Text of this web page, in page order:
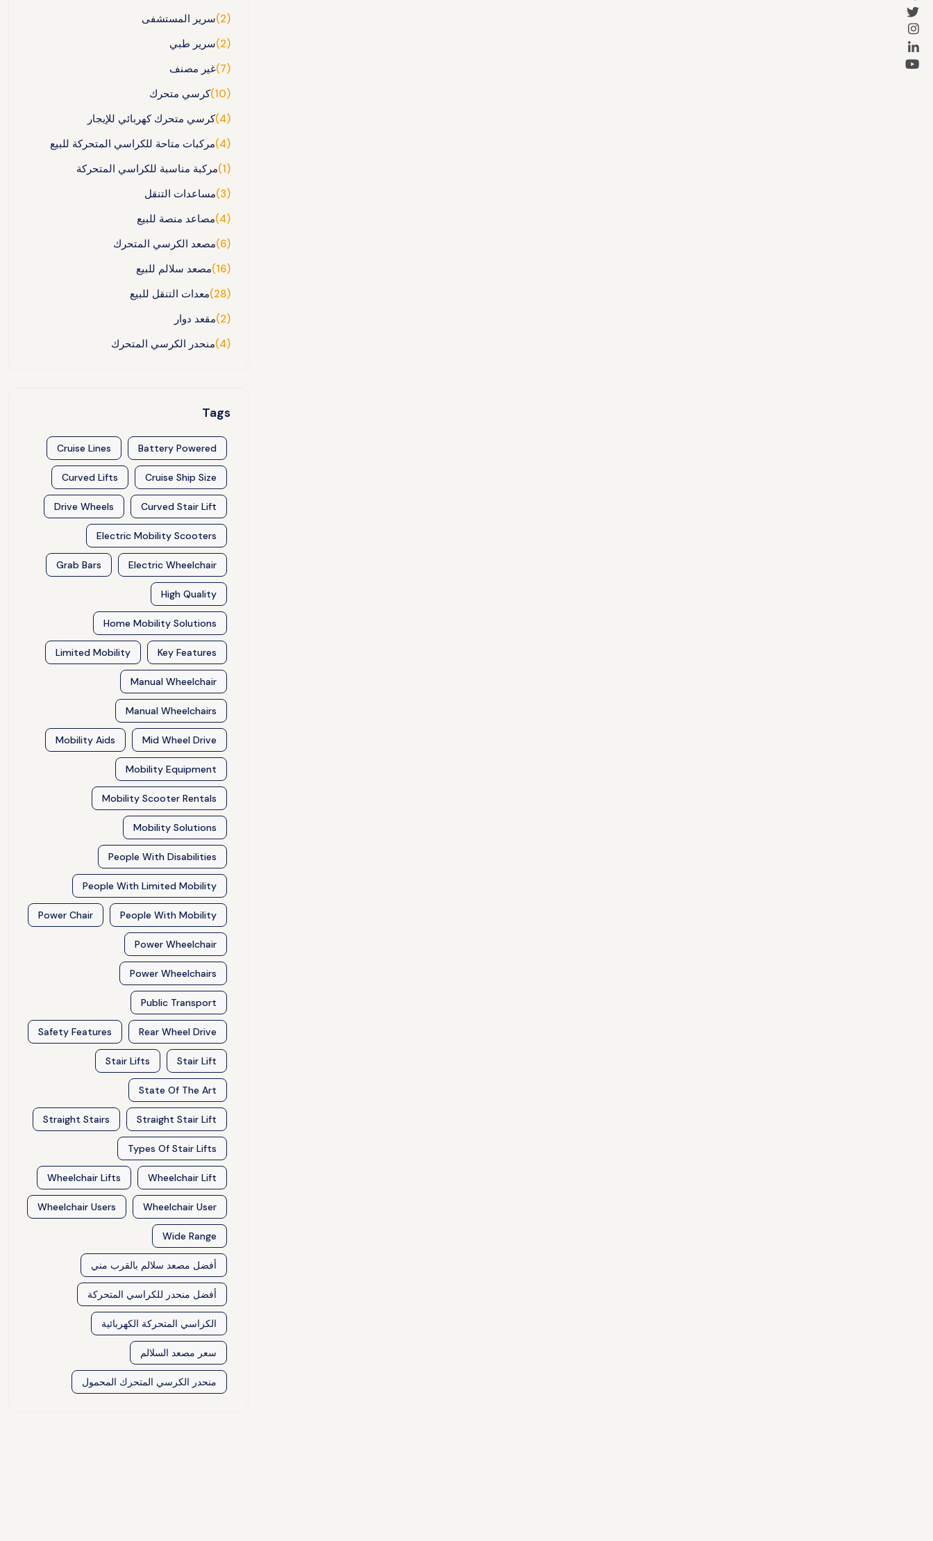
سرير المستشفى
(2)
سرير طبي
(2)
غير مصنف
(7)
كرسي متحرك
(10)
كرسي متحرك كهربائي للإيجار
(4)
مركبات متاحة للكراسي المتحركة للبيع
(4)
مركبة مناسبة للكراسي المتحركة
(1)
مساعدات التنقل
(3)
مصاعد منصة للبيع
(4)
مصعد الكرسي المتحرك
(6)
مصعد سلالم للبيع
(16)
معدات التنقل للبيع
(28)
مقعد دوار
(2)
منحدر الكرسي المتحرك
(4)
Tags
Battery Powered
Cruise Lines
Cruise Ship Size
Curved Lifts
Curved Stair Lift
Drive Wheels
Electric Mobility Scooters
Electric Wheelchair
Grab Bars
High Quality
Home Mobility Solutions
Key Features
Limited Mobility
Manual Wheelchair
Manual Wheelchairs
Mid Wheel Drive
Mobility Aids
Mobility Equipment
Mobility Scooter Rentals
Mobility Solutions
People With Disabilities
People With Limited Mobility
People With Mobility
Power Chair
Power Wheelchair
Power Wheelchairs
Public Transport
Rear Wheel Drive
Safety Features
Stair Lift
Stair Lifts
State Of The Art
Straight Stair Lift
Straight Stairs
Types Of Stair Lifts
Wheelchair Lift
Wheelchair Lifts
Wheelchair User
Wheelchair Users
Wide Range
أفضل مصعد سلالم بالقرب مني
أفضل منحدر للكراسي المتحركة
الكراسي المتحركة الكهربائية
سعر مصعد السلالم
منحدر الكرسي المتحرك المحمول